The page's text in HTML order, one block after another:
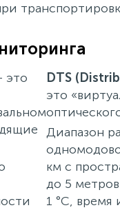
это
DTS
это
Диапазон
км с
до 5
1 °C, время